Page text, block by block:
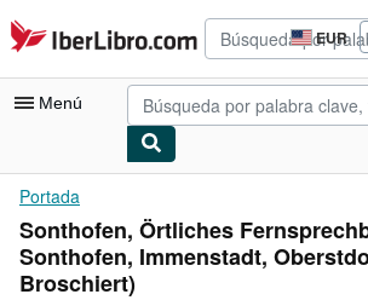
Pasar al contenido principal
IberLibro.com EUR
de
compra
del
Menú
Mi cuenta
Consultar mis pedidos
Búsqueda avanzada
Portada
Sonthofen, Örtliches
Sonthofen, Immenstadt,
Broschiert)